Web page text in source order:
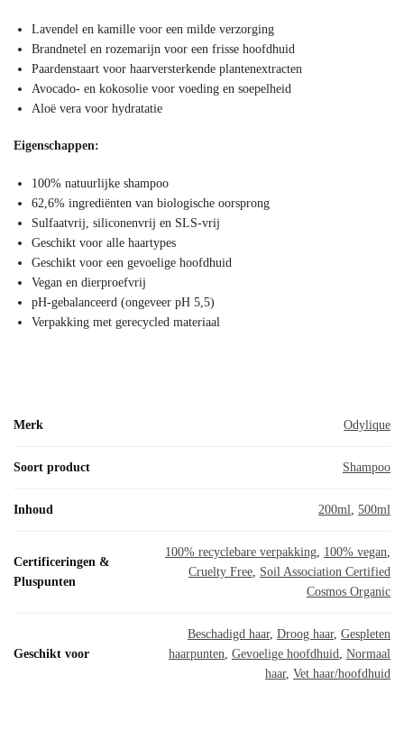
Lavendel en kamille voor een milde verzorging
Brandnetel en rozemarijn voor een frisse hoofdhuid
Paardenstaart voor haarversterkende plantenextracten
Avocado- en kokosolie voor voeding en soepelheid
Aloë vera voor hydratatie
Eigenschappen:
100% natuurlijke shampoo
62,6% ingrediënten van biologische oorsprong
Sulfaatvrij, siliconenvrij en SLS-vrij
Geschikt voor alle haartypes
Geschikt voor een gevoelige hoofdhuid
Vegan en dierproefvrij
pH-gebalanceerd (ongeveer pH 5,5)
Verpakking met gerecycled materiaal
Merk Odylique
Soort product Shampoo
Inhoud 200ml 500ml
Certificeringen &
Pluspunten
100% recyclebare verpakking 100% vegan
Cruelty Free Soil Association Certified
Cosmos Organic
Geschikt voor
Beschadigd haar, Droog haar, Gespleten
haarpunten Gevoelige hoofdhuid Normaal
haar, Vet haar/hoofdhuid